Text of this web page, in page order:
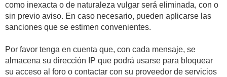
como inexacta o de naturaleza vulgar será eliminada, con o
sin previo aviso. En caso necesario, pueden aplicarse las
sanciones que se estimen convenientes.
Por favor tenga en cuenta que, con cada mensaje, se
almacena su dirección IP que podrá usarse para bloquear
su acceso al foro o contactar con su proveedor de servicios